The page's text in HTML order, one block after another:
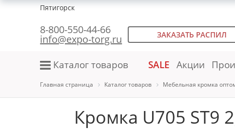
Пятигорск
8-800-550-44-66
info@expo-torg.ru ЗАКАЗАТЬ РАСПИЛ
Каталог товаров SALE Акции
Главная страница Каталог товаров Мебельная кромка
Кромка U705 ST9